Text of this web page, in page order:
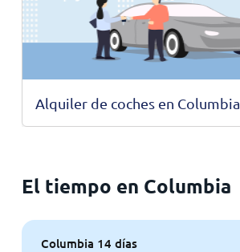
Alquiler de coches en Columbia
El tiempo en Columbia
Columbia 14 días